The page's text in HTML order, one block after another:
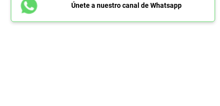
Únete a nuestro canal de Whatsapp